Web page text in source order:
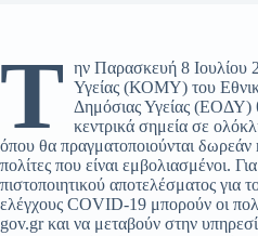
Τ ην Παρασκευή 8 Ιουλίου
Υγείας (ΚΟΜΥ) του
Δημόσιας Υγείας (ΕΟΔΥ)
κεντρικά σημεία σε
όπου θα πραγματοποιούνται δωρεάν
πολίτες που είναι εμβολιασμένοι.
πιστοποιητικού αποτελέσματος για
ελέγχους COVID-19 μπορούν οι
gov.gr και να μεταβούν στην